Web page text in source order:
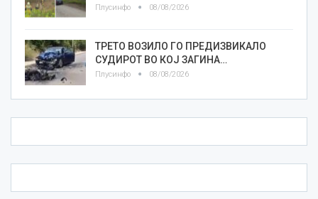
Плусинфо 08/08/2026
ТРЕТО ВОЗИЛО ГО ПРЕДИЗВИКАЛО
СУДИРОТ ВО КОЈ ЗАГИНА…
Плусинфо 08/08/2026